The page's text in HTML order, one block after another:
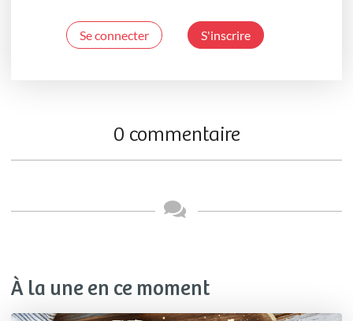
Se connecter S'inscrire
0 commentaire
À la une en ce moment